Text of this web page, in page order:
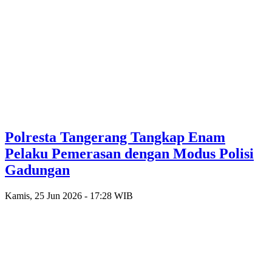
Polresta Tangerang Tangkap Enam
Pelaku Pemerasan dengan Modus Polisi
Gadungan
Kamis, 25 Jun 2026 - 17:28 WIB